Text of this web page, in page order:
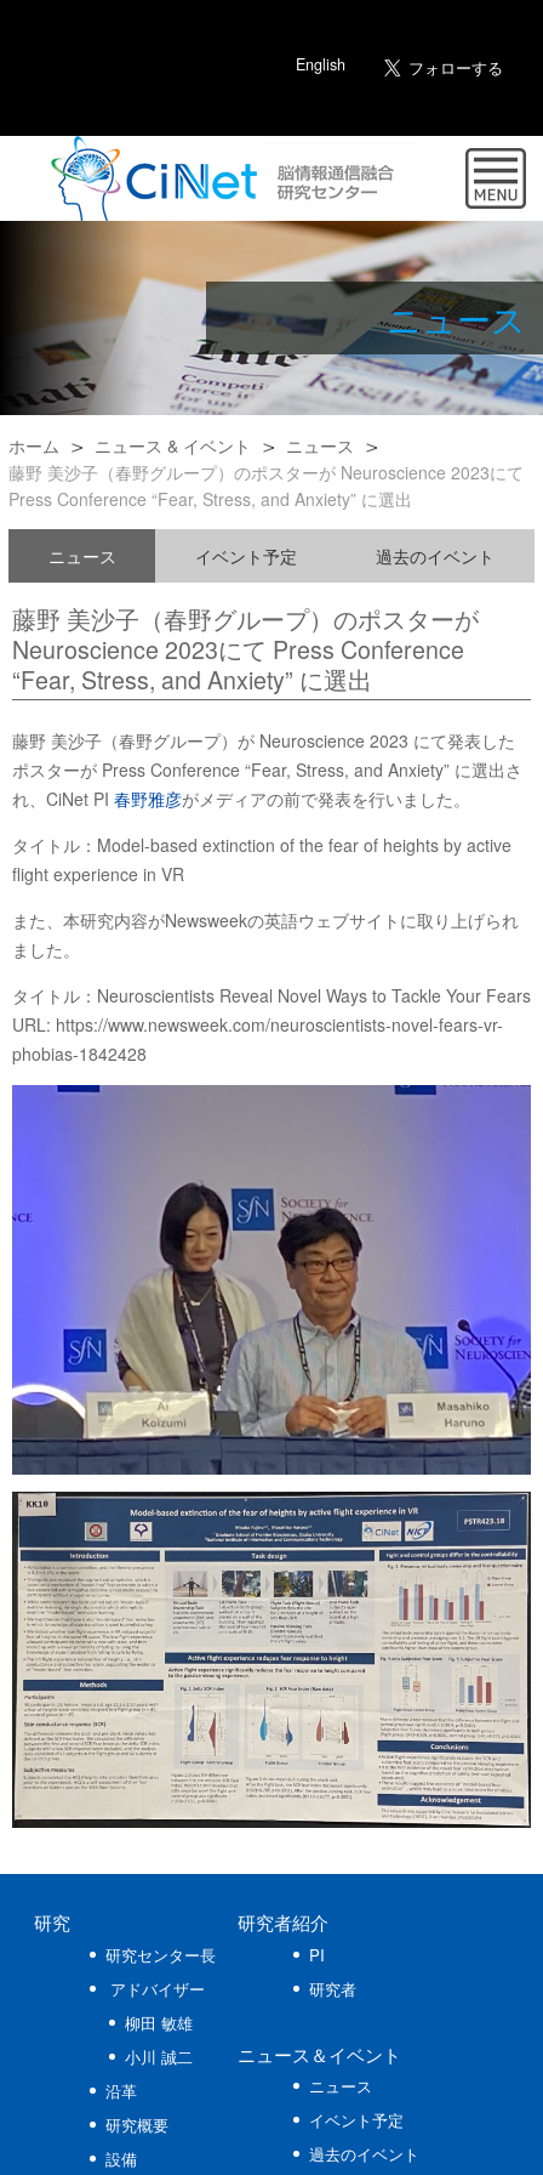
English
ニュース
ホーム ニュース & イベント
ニュース
藤野 美沙子（春野グループ）のポスターが Neuroscience 2023にて
Press Conference “Fear, Stress, and Anxiety” に選出
ニュース イベント予定 過去のイベント
藤野 美沙子（春野グループ）のポスターが
Neuroscience 2023にて Press Conference
“Fear, Stress, and Anxiety” に選出
藤野 美沙子（春野グループ）が Neuroscience 2023 にて発表した
ポスターが Press Conference “Fear, Stress, and Anxiety” に選出さ
れ、CiNet PI 春野雅彦がメディアの前で発表を行いました。
タイトル：Model-based extinction of the fear of heights by active
flight experience in VR
また、本研究内容がNewsweekの英語ウェブサイトに取り上げられ
ました。
タイトル：Neuroscientists Reveal Novel Ways to Tackle Your Fears
URL: https://www.newsweek.com/neuroscientists-novel-fears-vr-
phobias-1842428
研究
研究センター長
アドバイザー
柳田 敏雄
小川 誠二
沿革
研究概要
設備
研究者紹介
PI
研究者
ニュース ＆イベント
ニュース
イベント予定
過去のイベント